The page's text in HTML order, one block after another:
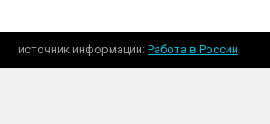
источник информации Работа в России